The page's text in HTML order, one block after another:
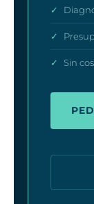
✓
✓
✓ Sin